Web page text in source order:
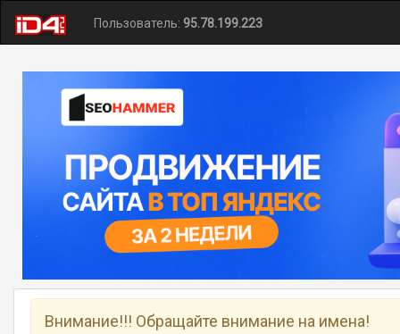
Пользователь: 95.78.199.223
Внимание!!! Обращайте внимание на имена!